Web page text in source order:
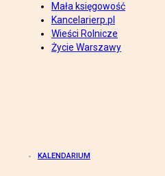
Mała księgowość
Kancelarierp.pl
Wieści Rolnicze
Życie Warszawy
KALENDARIUM